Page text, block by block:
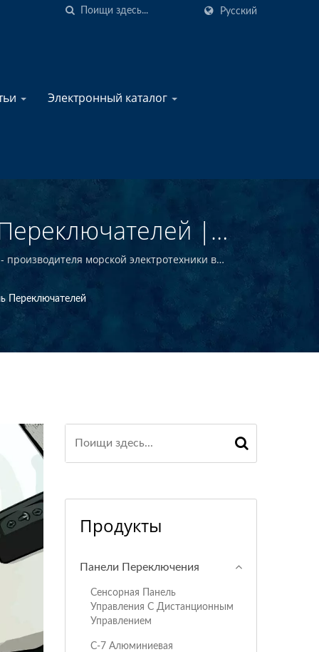
Русский
Электронный каталог
|
-
YIS Marine
морской электротехники в
Переключателей
Продукты
Панели Переключения
Сенсорная Панель
Управления С Дистанционным
Управлением
C-7 Алюминиевая